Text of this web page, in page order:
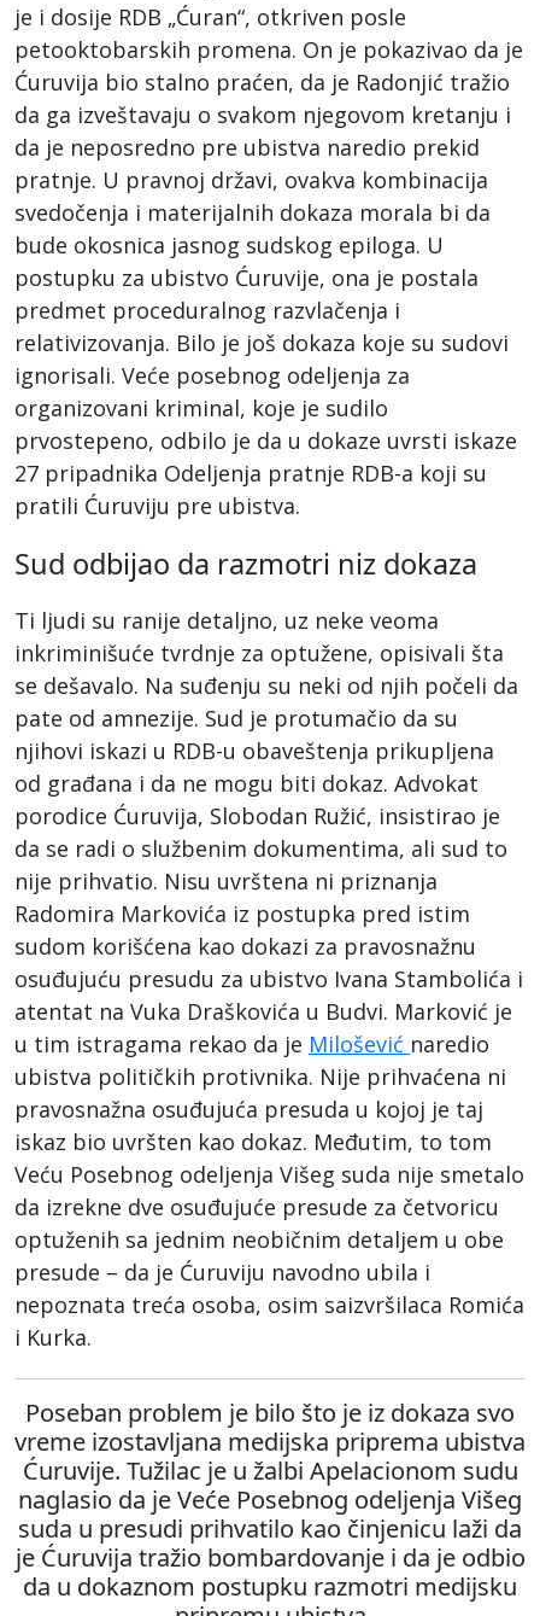
je i dosije RDB „Ćuran“, otkriven posle
petooktobarskih promena. On je pokazivao da je
Ćuruvija bio stalno praćen, da je Radonjić tražio
da ga izveštavaju o svakom njegovom kretanju i
da je neposredno pre ubistva naredio prekid
pratnje. U pravnoj državi, ovakva kombinacija
svedočenja i materijalnih dokaza morala bi da
bude okosnica jasnog sudskog epiloga. U
postupku za ubistvo Ćuruvije, ona je postala
predmet proceduralnog razvlačenja i
relativizovanja. Bilo je još dokaza koje su sudovi
ignorisali. Veće posebnog odeljenja za
organizovani kriminal, koje je sudilo
prvostepeno, odbilo je da u dokaze uvrsti iskaze
27 pripadnika Odeljenja pratnje RDB-a koji su
pratili Ćuruviju pre ubistva.
Sud odbijao da razmotri niz dokaza
Ti ljudi su ranije detaljno, uz neke veoma
inkriminišuće tvrdnje za optužene, opisivali šta
se dešavalo. Na suđenju su neki od njih počeli da
pate od amnezije. Sud je protumačio da su
njihovi iskazi u RDB-u obaveštenja prikupljena
od građana i da ne mogu biti dokaz. Advokat
porodice Ćuruvija, Slobodan Ružić, insistirao je
da se radi o službenim dokumentima, ali sud to
nije prihvatio. Nisu uvrštena ni priznanja
Radomira Markovića iz postupka pred istim
sudom korišćena kao dokazi za pravosnažnu
osuđujuću presudu za ubistvo Ivana Stambolića i
atentat na Vuka Draškovića u Budvi. Marković je
u tim istragama rekao da je Milošević naredio
ubistva političkih protivnika. Nije prihvaćena ni
pravosnažna osuđujuća presuda u kojoj je taj
iskaz bio uvršten kao dokaz. Međutim, to tom
Veću Posebnog odeljenja Višeg suda nije smetalo
da izrekne dve osuđujuće presude za četvoricu
optuženih sa jednim neobičnim detaljem u obe
presude – da je Ćuruviju navodno ubila i
nepoznata treća osoba, osim saizvršilaca Romića
i Kurka.
Poseban problem je bilo što je iz dokaza svo
vreme izostavljana medijska priprema ubistva
Ćuruvije. Tužilac je u žalbi Apelacionom sudu
naglasio da je Veće Posebnog odeljenja Višeg
suda u presudi prihvatilo kao činjenicu laži da
je Ćuruvija tražio bombardovanje i da je odbio
da u dokaznom postupku razmotri medijsku